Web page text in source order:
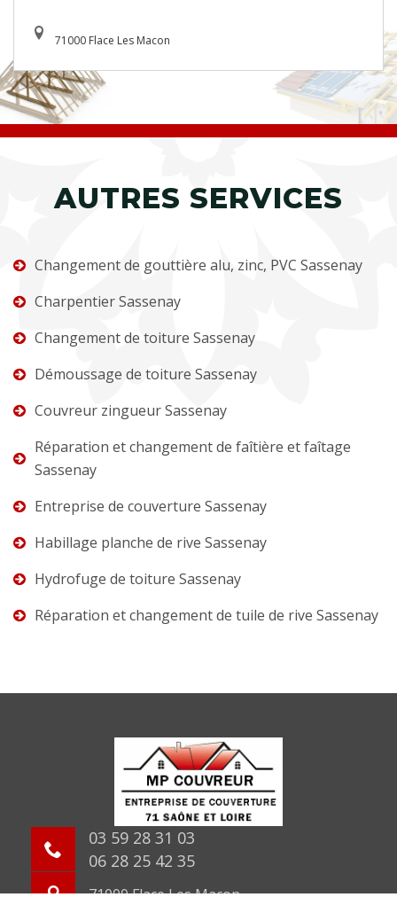
71000 Flace Les Macon
AUTRES SERVICES
Changement de gouttière alu, zinc, PVC Sassenay
Charpentier Sassenay
Changement de toiture Sassenay
Démoussage de toiture Sassenay
Couvreur zingueur Sassenay
Réparation et changement de faîtière et faîtage
Sassenay
Entreprise de couverture Sassenay
Habillage planche de rive Sassenay
Hydrofuge de toiture Sassenay
Réparation et changement de tuile de rive Sassenay
03 59 28 31 03
06 28 25 42 35